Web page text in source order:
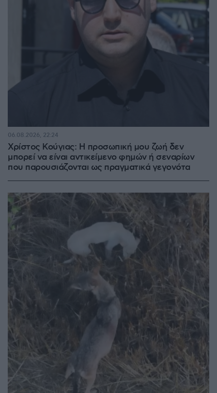
Χρίστος Κούγιας: Η προσωπική μου ζωή δεν
μπορεί να είναι αντικείμενο φημών ή σεναρίων
που παρουσιάζονται ως πραγματικά γεγονότα
06.08.2026, 22:24